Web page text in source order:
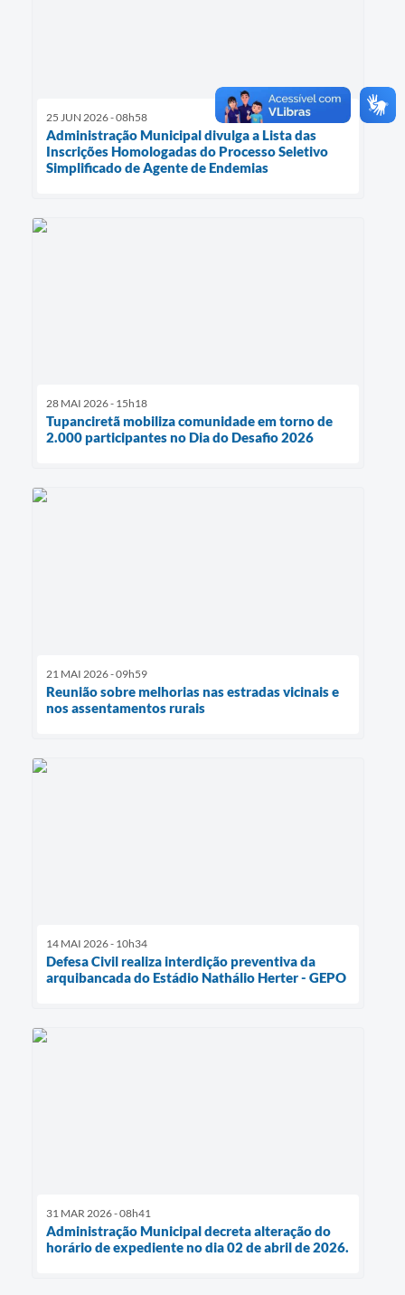
25 JUN 2026 - 08h58
Administração Municipal divulga a Lista das
Inscrições Homologadas do Processo Seletivo
Simplificado de Agente de Endemias
28 MAI 2026 - 15h18
Tupanciretã mobiliza comunidade em torno de
2.000 participantes no Dia do Desafio 2026
21 MAI 2026 - 09h59
Reunião sobre melhorias nas estradas vicinais e
nos assentamentos rurais
14 MAI 2026 - 10h34
Defesa Civil realiza interdição preventiva da
arquibancada do Estádio Nathálio Herter - GEPO
31 MAR 2026 - 08h41
Administração Municipal decreta alteração do
horário de expediente no dia 02 de abril de 2026.